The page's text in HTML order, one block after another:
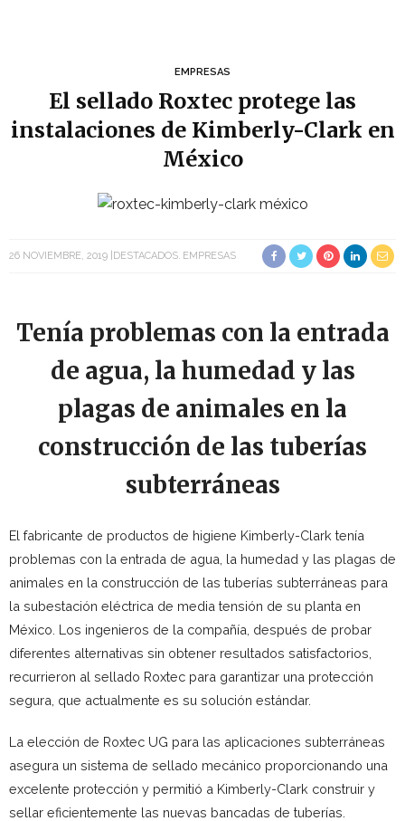
EMPRESAS
El sellado Roxtec protege las
instalaciones de Kimberly-Clark en
México
26 NOVIEMBRE, 2019 DESTACADOS EMPRESAS
Tenía problemas con la entrada
de agua, la humedad y las
plagas de animales en la
construcción de las tuberías
subterráneas
El fabricante de productos de higiene Kimberly-Clark tenía
problemas con la entrada de agua, la humedad y las plagas de
animales en la construcción de las tuberías subterráneas para
la subestación eléctrica de media tensión de su planta en
México. Los ingenieros de la compañía, después de probar
diferentes alternativas sin obtener resultados satisfactorios,
recurrieron al sellado Roxtec para garantizar una protección
segura, que actualmente es su solución estándar.
La elección de Roxtec UG para las aplicaciones subterráneas
asegura un sistema de sellado mecánico proporcionando una
excelente protección y permitió a Kimberly-Clark construir y
sellar eficientemente las nuevas bancadas de tuberías.